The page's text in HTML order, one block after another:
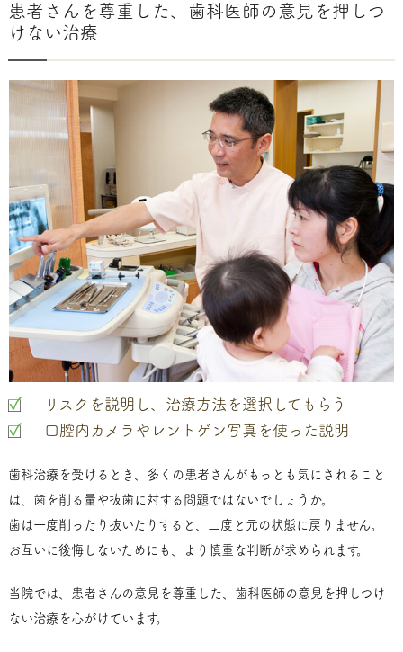
患者さんを尊重した、歯科医師の意見を押しつ
けない治療
リスクを説明し、治療方法を選択してもらう
口腔内カメラやレントゲン写真を使った説明
歯科治療を受けるとき、多くの患者さんがもっとも気にされること
は、歯を削る量や抜歯に対する問題ではないでしょうか。
歯は一度削ったり抜いたりすると、二度と元の状態に戻りません。
お互いに後悔しないためにも、より慎重な判断が求められます。
当院では、患者さんの意見を尊重した、歯科医師の意見を押しつけ
ない治療を心がけています。